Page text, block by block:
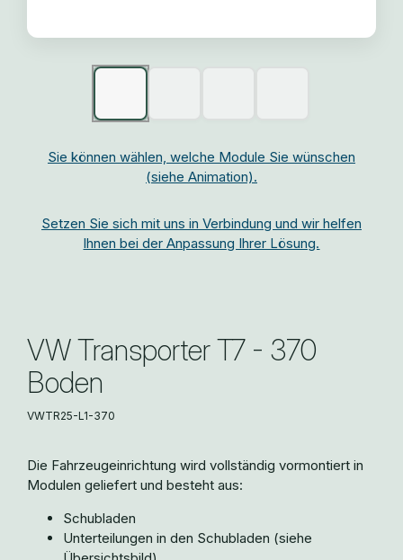
Sie können wählen, welche Module Sie wünschen
(siehe Animation).
Setzen Sie sich mit uns in Verbindung und wir helfen
Ihnen bei der Anpassung Ihrer Lösung.
VW Transporter T7 - 370
Boden
VWTR25-L1-370
Die Fahrzeugeinrichtung wird vollständig vormontiert in
Modulen geliefert und besteht aus:
Schubladen
Unterteilungen in den Schubladen (siehe